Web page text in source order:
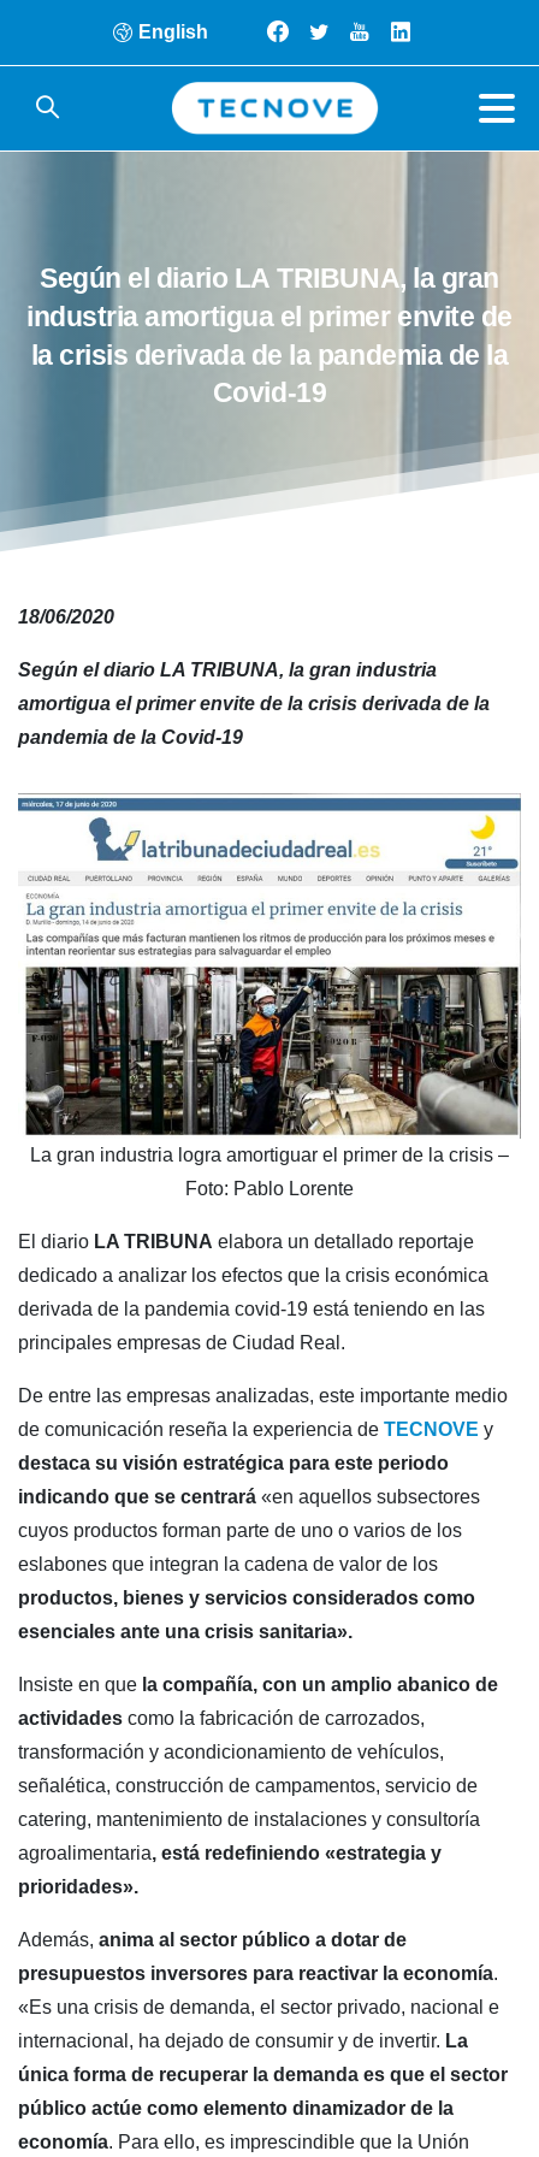
English
Según el diario LA TRIBUNA, la gran
industria amortigua el primer envite de
la crisis derivada de la pandemia de la
Covid-19
18/06/2020
Según el diario LA TRIBUNA, la gran industria
amortigua el primer envite de la crisis derivada de la
pandemia de la Covid-19
La gran industria logra amortiguar el primer de la crisis –
Foto: Pablo Lorente
El diario LA TRIBUNA elabora un detallado reportaje
dedicado a analizar los efectos que la crisis económica
derivada de la pandemia covid-19 está teniendo en las
principales empresas de Ciudad Real.
De entre las empresas analizadas, este importante medio
de comunicación reseña la experiencia de TECNOVE y
destaca su visión estratégica para este periodo
indicando que se centrará «en aquellos subsectores
cuyos productos forman parte de uno o varios de los
eslabones que integran la cadena de valor de los
productos, bienes y servicios considerados como
esenciales ante una crisis sanitaria».
Insiste en que la compañía, con un amplio abanico de
actividades como la fabricación de carrozados,
transformación y acondicionamiento de vehículos,
señalética, construcción de campamentos, servicio de
catering, mantenimiento de instalaciones y consultoría
agroalimentaria, está redefiniendo «estrategia y
prioridades».
Además, anima al sector público a dotar de
presupuestos inversores para reactivar la economía.
«Es una crisis de demanda, el sector privado, nacional e
internacional, ha dejado de consumir y de invertir. La
única forma de recuperar la demanda es que el sector
público actúe como elemento dinamizador de la
economía. Para ello, es imprescindible que la Unión